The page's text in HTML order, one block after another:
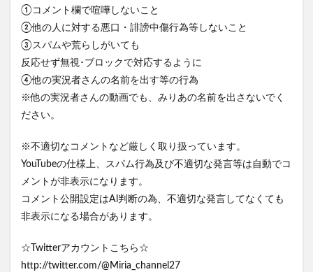
①コメント欄で喧嘩しないこと
②他の人に対する悪口・誹謗中傷行為等しないこと
③スパムや荒らしがいても
反応せず無視･ブロックで対応するように
④他の実況者さんの名前を出す等の行為
※他の実況者さんの動画でも、みりあの名前を出さないでく
ださい。
※不適切なコメントなど厳しく取り扱っています。
YouTubeの仕様上、スパム行為及び不適切な発言等は自動でコ
メントが非表示になります。
コメント公開設定はAl判断の為、不適切な発言してなくても
非表示になる場合があります。
☆Twitterアカウントこちら☆
http://twitter.com/@Miria_channel27